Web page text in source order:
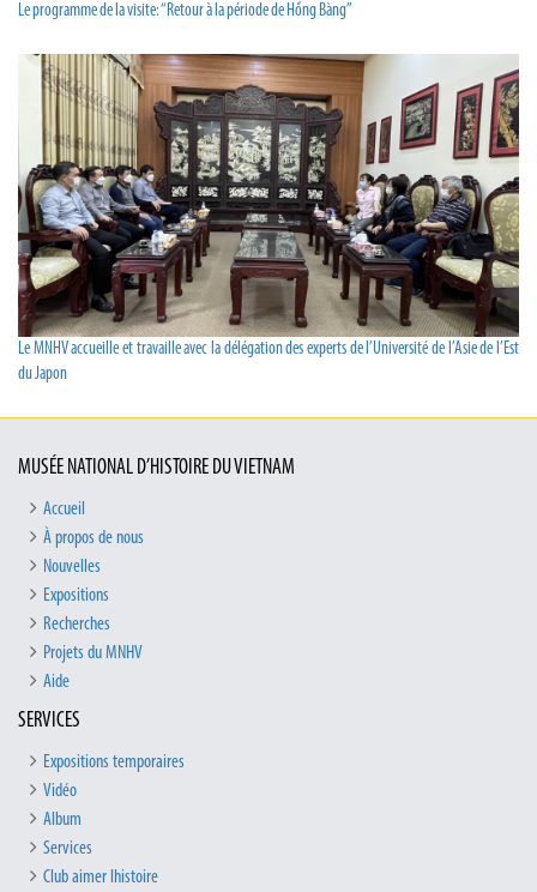
Le programme de la visite: “Retour à la période de Hồng Bàng”
Le MNHV accueille et travaille avec la délégation des experts de l’Université de l’Asie de l’Est
du Japon
MUSÉE NATIONAL D’HISTOIRE DU VIETNAM
Accueil
À propos de nous
Nouvelles
Expositions
Recherches
Projets du MNHV
Aide
SERVICES
Expositions temporaires
Vidéo
Album
Services
Club aimer lhistoire